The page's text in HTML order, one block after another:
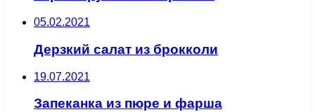
05.02.2021
Дерзкий салат из брокколи
19.07.2021
Запеканка из пюре и фарша